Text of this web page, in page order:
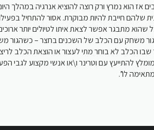
אז הוא נמרץ ורק רוצה להוציא אנרגיה במהלך
שלהם חייבת להיות מבוקרת. אסור להתחיל
שהוא מתבגר אפשר לצאת איתו לטיולים יותר
משחק עם הכלב של השכנים בחצר – כשהגור
שבו הכלב לא בוחר מתי לעצור או הוצאת הכלב
להתייעץ עם וטרינר ו\או אנשי מקצוע לגבי
לו”.